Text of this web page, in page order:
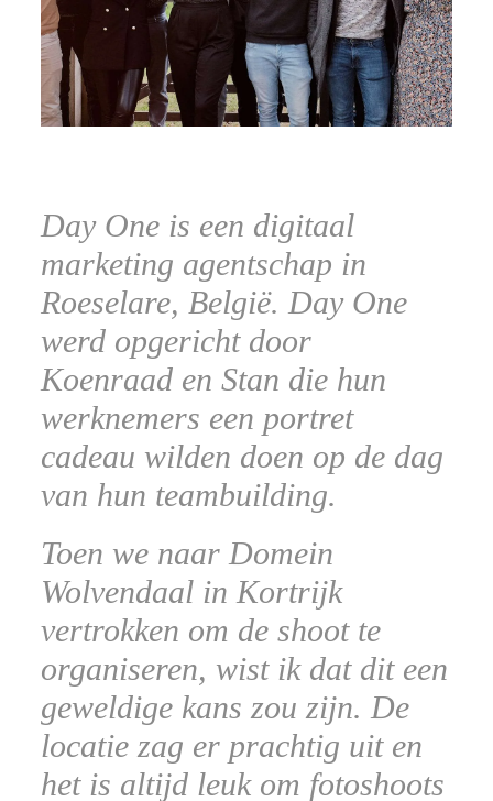
CONTACT
Day One is een digitaal
marketing agentschap in
Roeselare, België. Day One
werd opgericht door
Koenraad en Stan die hun
werknemers een portret
cadeau wilden doen op de dag
van hun teambuilding.
Toen we naar Domein
Wolvendaal in Kortrijk
vertrokken om de shoot te
organiseren, wist ik dat dit een
geweldige kans zou zijn. De
locatie zag er prachtig uit en
het is altijd leuk om fotoshoots